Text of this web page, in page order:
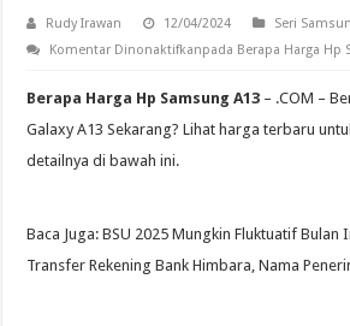
Rudy Irawan 12/04/2024
Seri
Komentar Dinonaktifkanpada Berapa Harga Hp
Berapa Harga Hp Samsung A13 – .COM –
Galaxy A13 Sekarang? Lihat harga terbaru
detailnya di bawah ini.
Baca Juga: BSU 2025 Mungkin Fluktuatif Bulan
Transfer Rekening Bank Himbara, Nama